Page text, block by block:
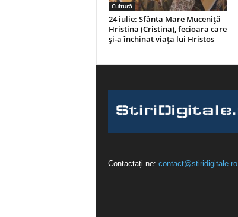
Cultură
24 iulie: Sfânta Mare Muceniță
Hristina (Cristina), fecioara care
și-a închinat viața lui Hristos
Contactați-ne: contact@stiridigitale.ro